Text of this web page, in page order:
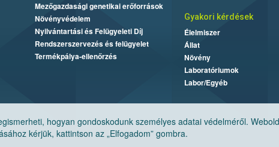
hogyan gondoskodunk személyes adatai védelméről.
kérjük, kattintson az „Elfogadom” gombra.
Mezőgazdasági genetikai erőforrások
Növényvédelem
Nyilvántartási és Felügyeleti Díj
Rendszerszervezés és felügyelet
Termékpálya-ellenőrzés
Gyakori kérdések
Élelmiszer
Állat
Növény
Laboratóriumok
Labor/Egyéb